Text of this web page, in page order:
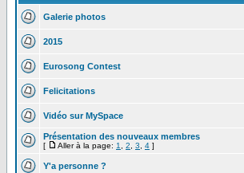
Galerie photos
2015
Eurosong Contest
Felicitations
Vidéo sur MySpace
Présentation des nouveaux membres
[ Aller à la page: 1 2 3 4 ]
Y'a personne ?